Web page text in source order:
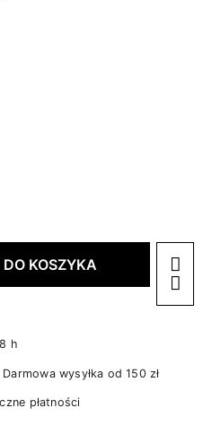
KOSZYKA
h
Darmowa wysyłka od 150 zł
płatności